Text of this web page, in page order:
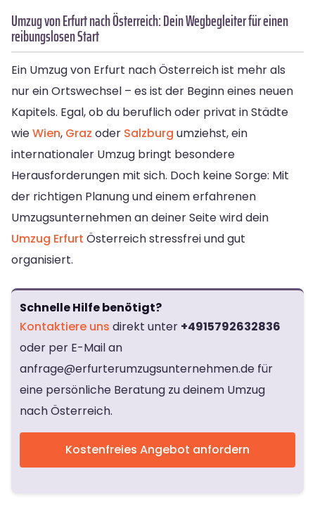
Umzug von Erfurt nach Österreich: Dein Wegbegleiter für einen
reibungslosen Start
Ein Umzug von Erfurt nach Österreich ist mehr als
nur ein Ortswechsel – es ist der Beginn eines neuen
Kapitels. Egal, ob du beruflich oder privat in Städte
wieWien, Graz oder Salzburg umziehst, ein
internationaler Umzug bringt besondere
Herausforderungen mit sich. Doch keine Sorge: Mit
der richtigen Planung und einem erfahrenen
Umzugsunternehmen an deiner Seite wird dein
Umzug Erfurt Österreich stressfrei und gut
organisiert.
Schnelle Hilfe benötigt?
Kontaktiere uns direkt unter +4915792632836
oder per E-Mail an
anfrage@erfurterumzugsunternehmen.de für
eine persönliche Beratung zu deinem Umzug
nach Österreich.
Kostenfreies Angebot anfordern